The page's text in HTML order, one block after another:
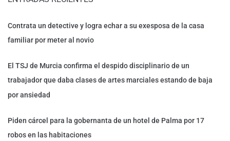
Contrata un detective y logra echar a su exesposa de la casa
familiar por meter al novio
El TSJ de Murcia confirma el despido disciplinario de un
trabajador que daba clases de artes marciales estando de baja
por ansiedad
Piden cárcel para la gobernanta de un hotel de Palma por 17
robos en las habitaciones